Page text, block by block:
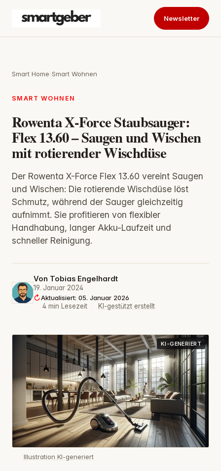
Newsletter
Smart Home›Smart Wohnen
SMART WOHNEN
Rowenta X-Force Staubsauger:
Flex 13.60 – Saugen und Wischen
mit rotierender Wischdüse
Der Rowenta X-Force Flex 13.60 vereint Saugen
und Wischen: Die rotierende Wischdüse löst
Schmutz, während der Sauger gleichzeitig
aufnimmt. Sie profitieren von flexibler
Handhabung, langer Akku-Laufzeit und
schneller Reinigung.
Von Tobias Engelhardt
19. Januar 2024
Aktualisiert: 05. Januar 2026
·
4 min Lesezeit · KI-gestützt erstellt
KI-GENERIERT
Illustration KI-generiert